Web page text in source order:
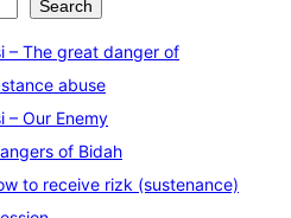
Search
– The great danger of
abuse
– Our Enemy
of Bidah
to receive rizk (sustenance)